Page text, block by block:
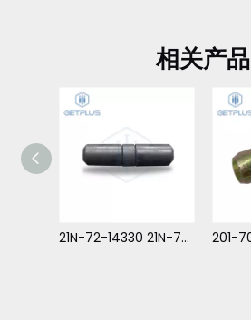
相关产品
21N-72-14330 21N-72-14331 牙销 适用于小松 PC1000-PC1250